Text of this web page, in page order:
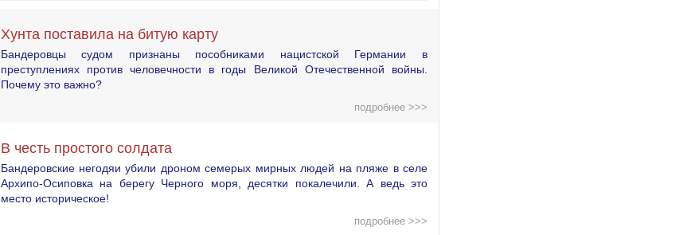
Хунта поставила на битую карту
Бандеровцы судом признаны пособниками нацистской Германии в
преступлениях против человечности в годы Великой Отечественной войны.
Почему это важно?
подробнее >>>
В честь простого солдата
Бандеровские негодяи убили дроном семерых мирных людей на пляже в селе
Архипо-Осиповка на берегу Черного моря, десятки покалечили. А ведь это
место историческое!
подробнее >>>